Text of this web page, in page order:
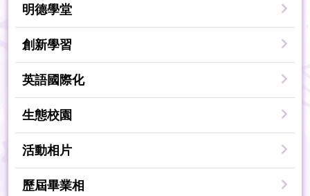
明德學堂
創新學習
英語國際化
生態校園
活動相片
歷屆畢業相